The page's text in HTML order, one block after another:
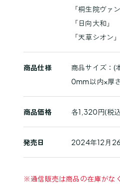
「桐生院ヴァン
「日向大和」
「天草シオン」
商品仕様
商品サイズ：(
0mm以内×厚
商品価格 各1,320円(税
発売日 2024年12月
※通信販売は商品の在庫がな